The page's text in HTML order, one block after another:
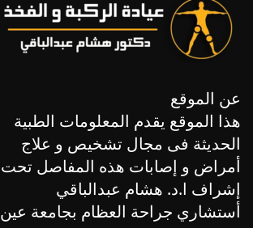
عن الموقع
هذا الموقع يقدم المعلومات الطبية
الحديثة فى مجال تشخيص و علاج
أمراض و إصابات هذه المفاصل تحت
إشراف ا.د. هشام عبدالباقي
أستشاري جراحة العظام بجامعة عين